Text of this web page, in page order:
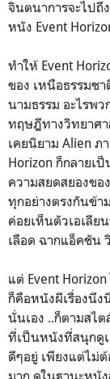
จินตนาการจะไปถึ
หนัง Event
ทำให้ Event
ของ เหนือธรรมช
นามธรรม อะไรพ
ทฤษฎีทางวิทยาศา
เคยนิยาม Alien ภ
Horizon ก็กลายเ
ความสยดสยองข
ทุกอย่างตรงกันข้า
ค่อยเห็นตัวเอเลีย
เลือด ฉากแอ็คชัน
แต่ Event
ก็คือหนังผีเรื่องนึง
นั่นเอง ..ก็ตามสไ
ที่เป็นหนังที่สนุกดูเ
ดีๆอยู่ เพียงแต่ไม่
มาก ดูในฐานะหนั